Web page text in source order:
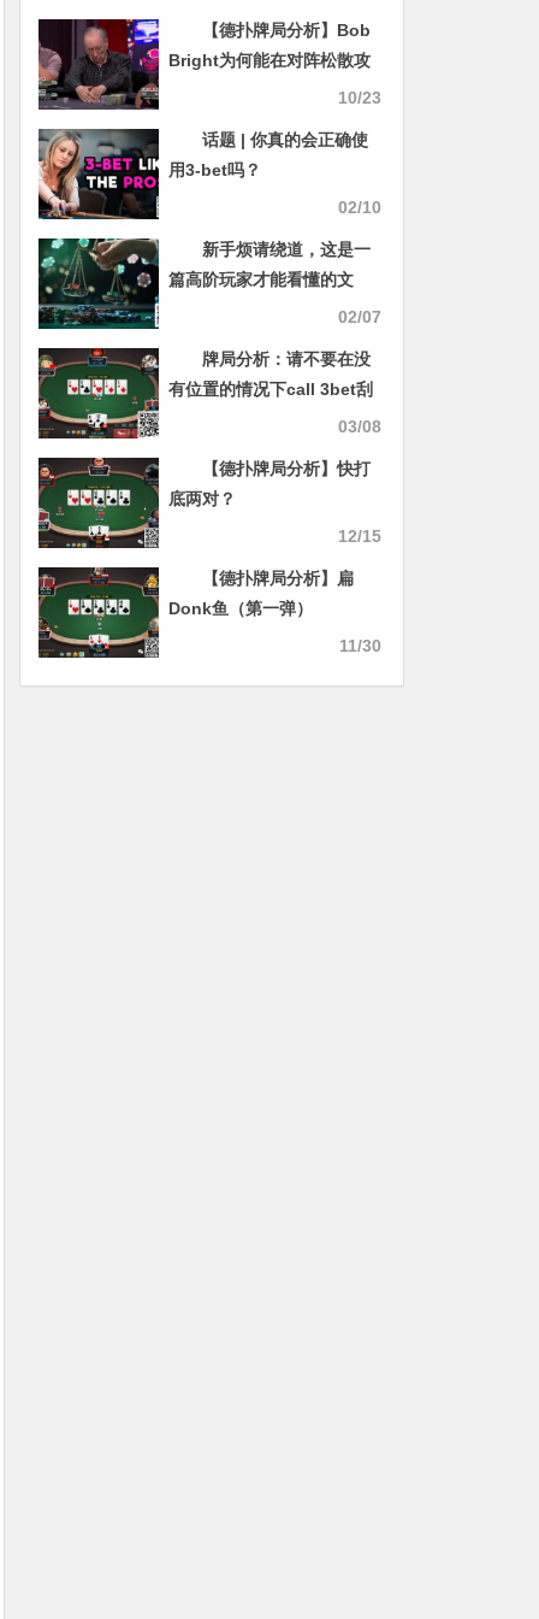
【德扑牌局分析】Bob
Bright为何能在对阵松散攻
击型玩家时轻松弃掉Set10/23
话题 | 你真的会正确使
用3-bet吗？
02/10
新手烦请绕道，这是一
篇高阶玩家才能看懂的文
02/07
牌局分析：请不要在没
有位置的情况下call 3bet刮
03/08
【德扑牌局分析】快打
底两对？
12/15
【德扑牌局分析】扁
Donk鱼（第一弹）
11/30